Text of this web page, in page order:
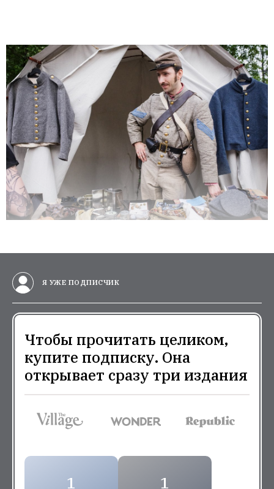
Я УЖЕ ПОДПИСЧИК
Чтобы прочитать целиком,
купите подписку. Она
открывает сразу три издания
1
1